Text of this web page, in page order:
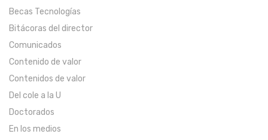
Becas Tecnologías
Bitácoras del director
Comunicados
Contenido de valor
Contenidos de valor
Del cole a la U
Doctorados
En los medios